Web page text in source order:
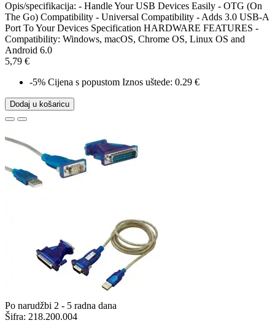
Opis/specifikacija: - Handle Your USB Devices Easily - OTG (On
The Go) Compatibility - Universal Compatibility - Adds 3.0 USB-A
Port To Your Devices Specification HARDWARE FEATURES -
Compatibility: Windows, macOS, Chrome OS, Linux OS and
Android 6.0
5,79 €
-5% Cijena s popustom Iznos uštede: 0.29 €
Dodaj u košaricu
Po narudžbi 2 - 5 radna dana
Šifra: 218.200.004